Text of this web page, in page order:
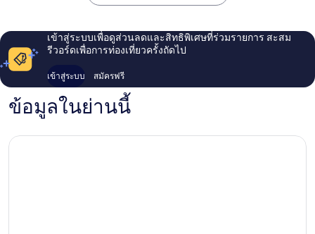
Miramar
เข้าสู่ระบบเพื่อดูส่วนลดและสิทธิพิเศษที่ร่วมรายการ สะสม
รีวอร์ดเพื่อการท่องเที่ยวครั้งถัดไป
เข้าสู่ระบบ สมัครฟรี
ข้อมูลในย่านนี้